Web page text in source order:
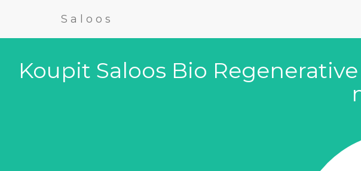
Saloos
Koupit Saloos Bio